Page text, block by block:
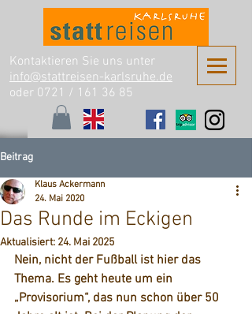
Kontaktieren Sie uns unter
info@stattreisen-karlsruhe.de
oder 0721 / 161 36 85
Beitrag
Das Runde im Eckigen
Klaus Ackermann
24. Mai 2020
Aktualisiert: 24. Mai 2025
Nein, nicht der Fußball ist hier das
Thema. Es geht heute um ein
„Provisorium“, das nun schon über 50